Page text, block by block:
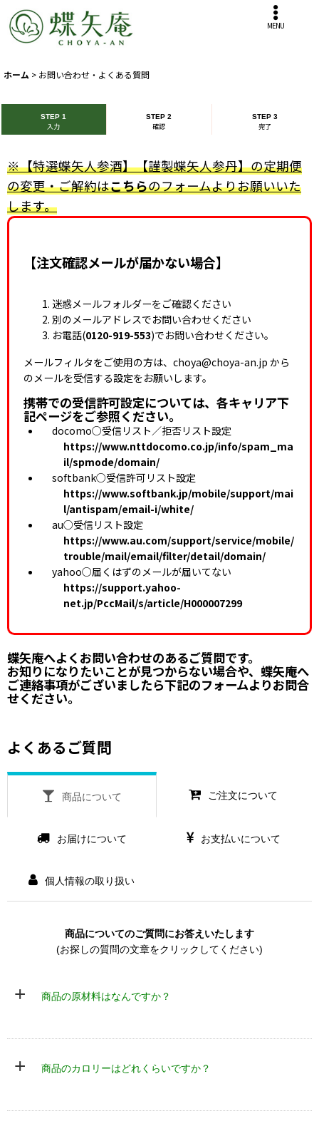
MENU
ホーム > お問い合わせ・よくある質問
STEP 1
入力
STEP 2
確認
STEP 3
完了
※【特選蝶矢人参酒】【謹製蝶矢人参丹】の定期便
の変更・ご解約はこちらのフォームよりお願いいた
します。
【注文確認メールが届かない場合】
迷惑メールフォルダーをご確認ください
別のメールアドレスでお問い合わせください
お電話(0120-919-553)でお問い合わせください。
メールフィルタをご使用の方は、choya@choya-an.jp から
のメールを受信する設定をお願いします。
携帯での受信許可設定については、各キャリア下
記ページをご参照ください。
docomo○受信リスト／拒否リスト設定
https://www.nttdocomo.co.jp/info/spam_ma
il/spmode/domain/
softbank○受信許可リスト設定
https://www.softbank.jp/mobile/support/mai
l/antispam/email-i/white/
au○受信リスト設定
https://www.au.com/support/service/mobile/
trouble/mail/email/filter/detail/domain/
yahoo○届くはずのメールが届いてない
https://support.yahoo-
net.jp/PccMail/s/article/H000007299
蝶矢庵へよくお問い合わせのあるご質問です。
お知りになりたいことが見つからない場合や、蝶矢庵へ
ご連絡事項がございましたら下記のフォームよりお問合
せください。
よくあるご質問
商品について ご注文について
お届けについて お支払いについて
個人情報の取り扱い
商品についてのご質問にお答えいたします
(お探しの質問の文章をクリックしてください)
+ 商品の原材料はなんですか？
+ 商品のカロリーはどれくらいですか？